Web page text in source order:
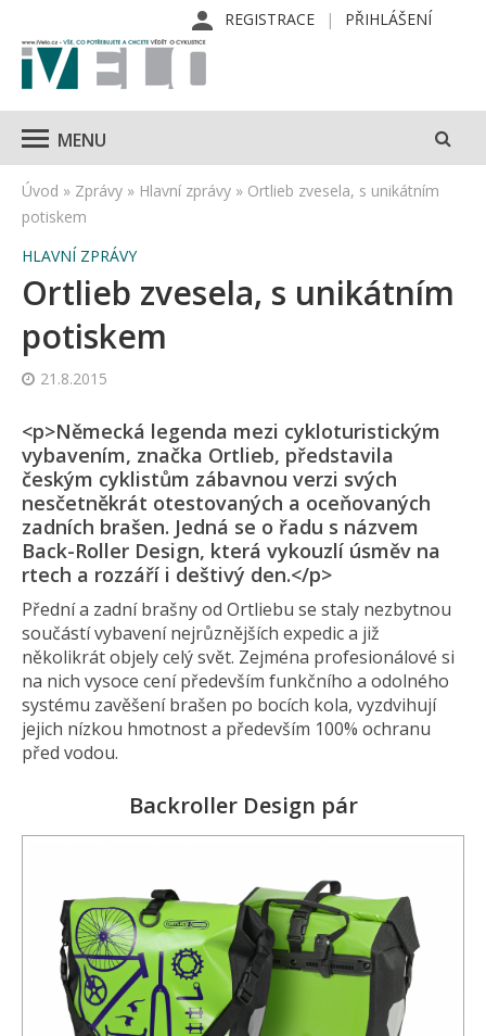
REGISTRACE PŘIHLÁŠENÍ
MENU
Úvod » Zprávy » Hlavní zprávy » Ortlieb zvesela, s unikátním
potiskem
HLAVNÍ ZPRÁVY
Ortlieb zvesela, s unikátním
potiskem
21.8.2015
<p>Německá legenda mezi cykloturistickým
vybavením, značka Ortlieb, představila
českým cyklistům zábavnou verzi svých
nesčetněkrát otestovaných a oceňovaných
zadních brašen. Jedná se o řadu s názvem
Back-Roller Design, která vykouzlí úsměv na
rtech a rozzáří i deštivý den.</p>
Přední a zadní brašny od Ortliebu se staly nezbytnou
součástí vybavení nejrůznějších expedic a již
několikrát objely celý svět. Zejména profesionálové si
na nich vysoce cení především funkčního a odolného
systému zavěšení brašen po bocích kola, vyzdvihují
jejich nízkou hmotnost a především 100% ochranu
před vodou.
Backroller Design pár